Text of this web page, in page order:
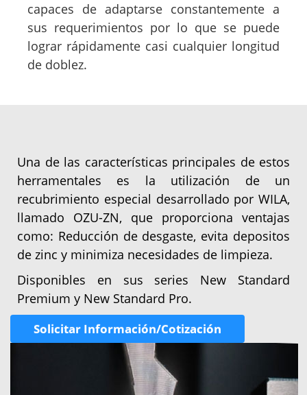
capaces de adaptarse constantemente a
sus requerimientos por lo que se puede
lograr rápidamente casi cualquier longitud
de doblez.
Una de las características principales de estos
herramentales es la utilización de un
recubrimiento especial desarrollado por WILA,
llamado OZU-ZN, que proporciona ventajas
como: Reducción de desgaste, evita depositos
de zinc y minimiza necesidades de limpieza.
Disponibles en sus series New Standard
Premium y New Standard Pro.
Solicitar Información/Cotización